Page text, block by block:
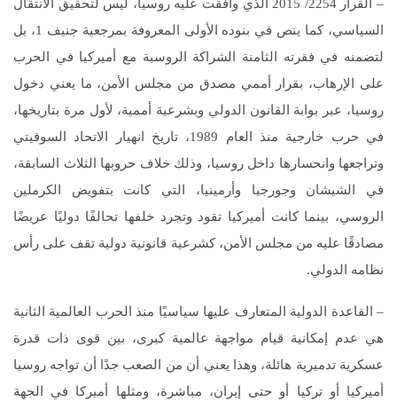
– القرار 2254/ 2015 الذي وافقت عليه روسيا، ليس لتحقيق الانتقال
السياسي، كما ينص في بنوده الأولى المعروفة بمرجعية جنيف 1، بل
لتضمنه في فقرته الثامنة الشراكة الروسية مع أميركيا في الحرب
على الإرهاب، بقرار أممي مصدق من مجلس الأمن، ما يعني دخول
روسيا، عبر بوابة القانون الدولي وبشرعية أممية، لأول مرة بتاريخها،
في حرب خارجية منذ العام 1989، تاريخ انهيار الاتحاد السوفيتي
وتراجعها وانحسارها داخل روسيا، وذلك خلاف حروبها الثلاث السابقة،
في الشيشان وجورجيا وأرمينيا، التي كانت بتفويض الكرملين
الروسي، بينما كانت أميركيا تقود وتجرد خلفها تحالفًا دوليًا عريضًا
مصادقًا عليه من مجلس الأمن، كشرعية قانونية دولية تقف على رأس
نظامه الدولي.
– القاعدة الدولية المتعارف عليها سياسيًا منذ الحرب العالمية الثانية
هي عدم إمكانية قيام مواجهة عالمية كبرى، بين قوى ذات قدرة
عسكرية تدميرية هائلة، وهذا يعني أن من الصعب جدًا أن تواجه روسيا
أميركيا أو تركيا أو حتى إيران، مباشرة، ومثلها أميركا في الجهة